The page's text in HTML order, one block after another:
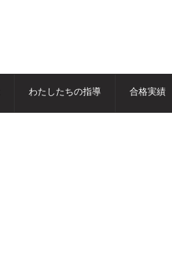
わたしたちの指導 合格実績